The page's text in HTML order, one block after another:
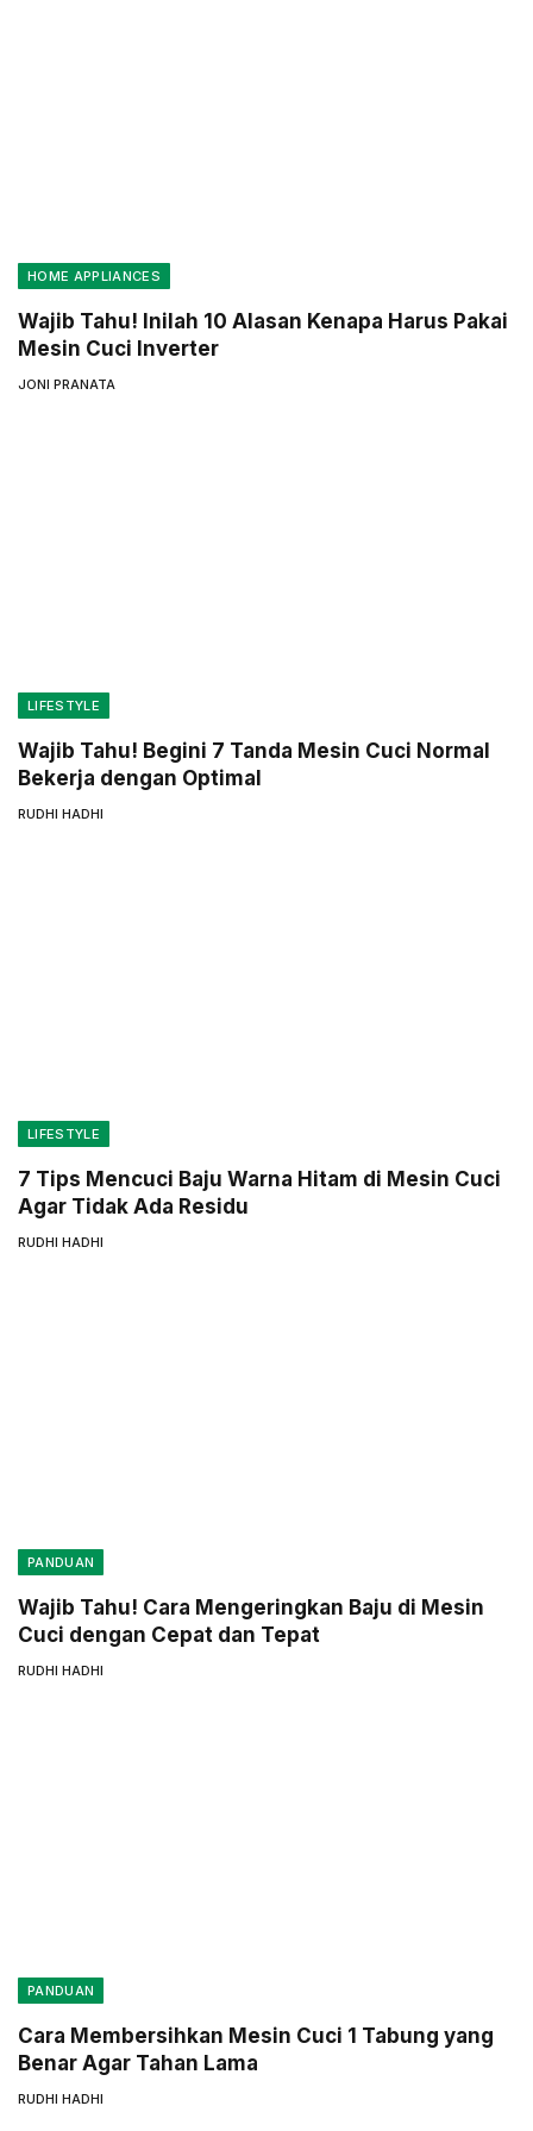
HOME APPLIANCES
Wajib Tahu! Inilah 10 Alasan Kenapa Harus Pakai
Mesin Cuci Inverter
JONI PRANATA
LIFESTYLE
Wajib Tahu! Begini 7 Tanda Mesin Cuci Normal
Bekerja dengan Optimal
RUDHI HADHI
LIFESTYLE
7 Tips Mencuci Baju Warna Hitam di Mesin Cuci
Agar Tidak Ada Residu
RUDHI HADHI
PANDUAN
Wajib Tahu! Cara Mengeringkan Baju di Mesin
Cuci dengan Cepat dan Tepat
RUDHI HADHI
PANDUAN
Cara Membersihkan Mesin Cuci 1 Tabung yang
Benar Agar Tahan Lama
RUDHI HADHI